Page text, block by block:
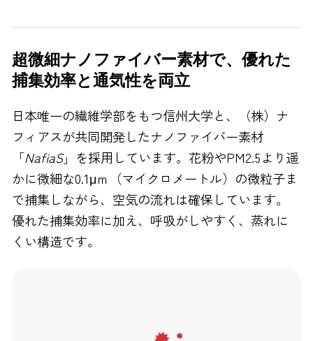
超微細ナノファイバー素材で、優れた
捕集効率と通気性を両立
日本唯一の繊維学部をもつ信州大学と、（株）ナ
フィアスが共同開発したナノファイバー素材
「NafiaS」を採用しています。花粉やPM2.5より遥
かに微細な0.1μｍ（マイクロメートル）の微粒子ま
で捕集しながら、空気の流れは確保しています。
優れた捕集効率に加え、呼吸がしやすく、蒸れに
くい構造です。